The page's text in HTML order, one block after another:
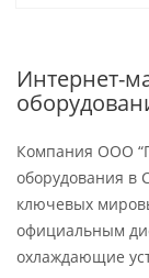
Интернет-
Компания ООО
оборудования в
ключевых
официальным
охлаждающие